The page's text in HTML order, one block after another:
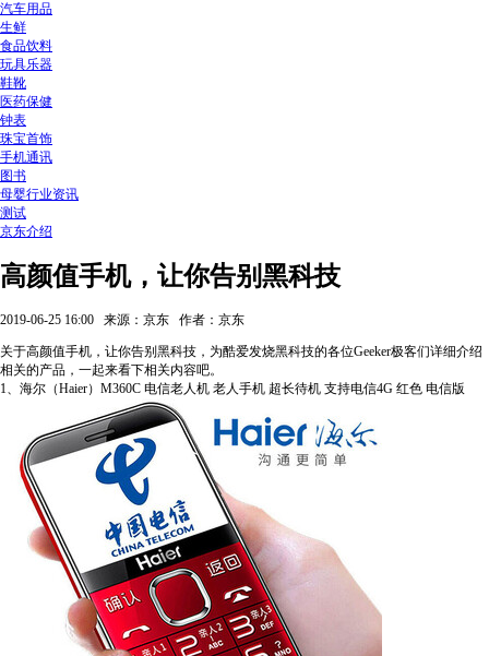
汽车用品
生鲜
食品饮料
玩具乐器
鞋靴
医药保健
钟表
珠宝首饰
手机通讯
图书
母婴行业资讯
测试
京东介绍
高颜值手机，让你告别黑科技
2019-06-25 16:00 来源：京东 作者：京东
关于高颜值手机，让你告别黑科技，为酷爱发烧黑科技的各位Geeker极客们详细介绍
相关的产品，一起来看下相关内容吧。
1、海尔（Haier）M360C 电信老人机 老人手机 超长待机 支持电信4G 红色 电信版